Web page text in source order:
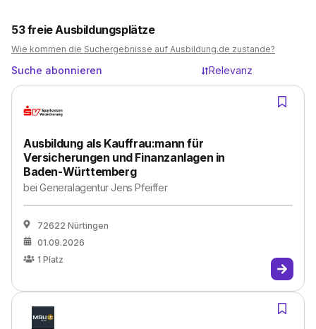
53freie Ausbildungsplätze
Wie kommen die Suchergebnisse auf Ausbildung.de zustande?
Suche abonnieren Relevanz
Ausbildung als Kauffrau:mann für
Versicherungen und Finanzanlagen in
Baden-Württemberg
beiGeneralagentur Jens Pfeiffer
72622 Nürtingen
01.09.2026
1 Platz